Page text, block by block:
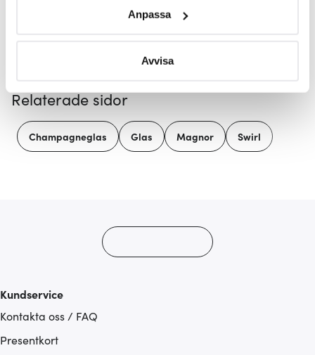
Ta reda på mer om hur dina personliga uppgifter
Du kan ändra eller dra tillbaka ditt samtycke när som
Vi använder cookies för att innehållet och annonserna
ska anpassas efter det som vi tror att du tycker om. Det
gör också att vi kan analysera vår trafik och göra
Anpassa
Avvisa
Låt dig inspireras av våra kunder
Relaterade sidor
Champagneglas Glas Magnor Swirl
Kundservice
Kontakta oss / FAQ
Presentkort